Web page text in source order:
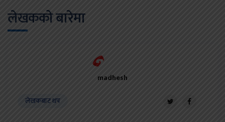
लेखकको बारेमा
madhesh
लेखकबाट थप